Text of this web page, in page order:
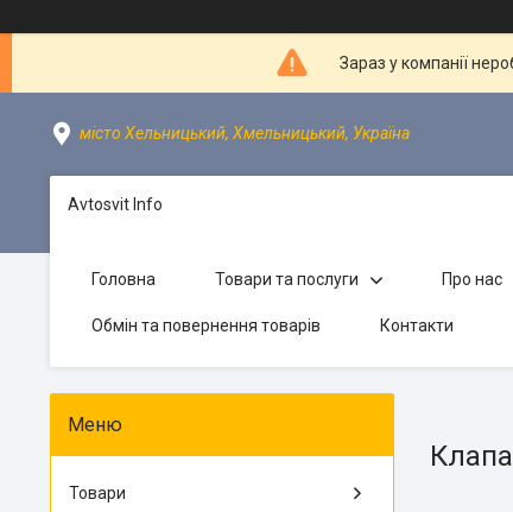
Зараз у компанії
місто Хельницький, Хмельницький, Україна
Avtosvit Info
Головна Товари та послуги Про нас
Обмін та повернення товарів Контакти
Товари